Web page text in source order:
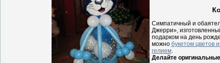
Симпатичный и
Джерри»,
подарком на день
можно букетом цветов
гелием.
Делайте